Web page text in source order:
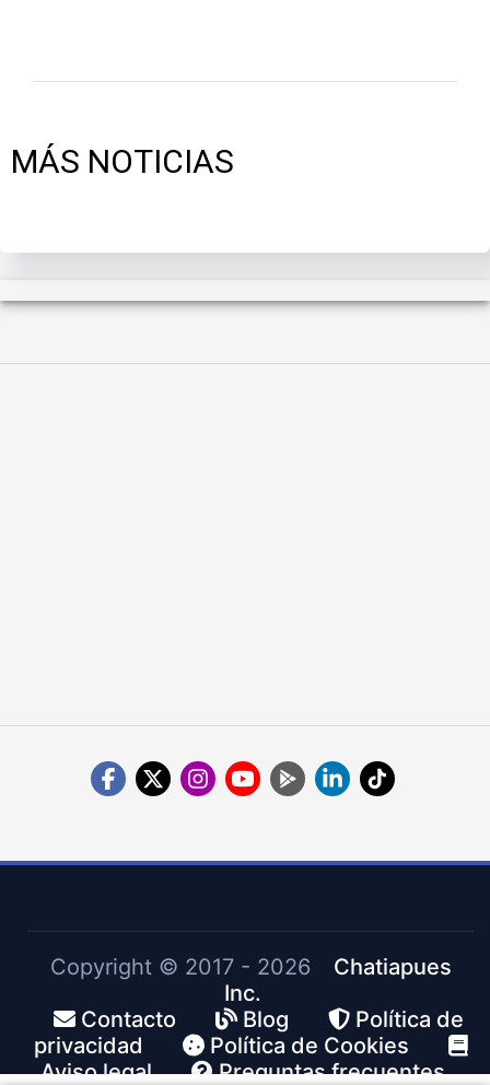
MÁS NOTICIAS
Copyright © 2017 - 2026
Chatiapues
Inc.
Contacto
Blog
Política de
privacidad
Política de Cookies
Aviso legal
Preguntas frecuentes